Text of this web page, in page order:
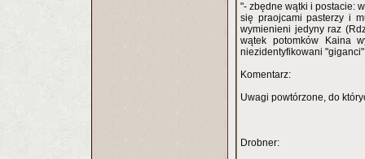
"- zbędne wątki i postacie:
się praojcami pasterzy i
wymienieni jedyny raz
wątek potomków Kaina
niezidentyfikowani
Komentarz:
Uwagi powtórzone, do
Drobner: